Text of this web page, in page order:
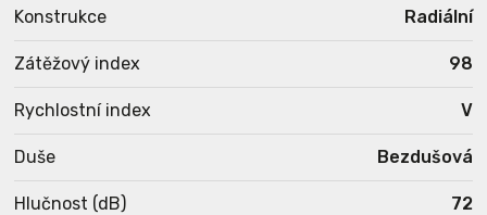
Konstrukce Radiální
Zátěžový index 98
Rychlostní index V
Duše Bezdušová
Hlučnost (dB) 72